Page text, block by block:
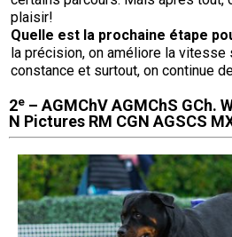
Spinone italiano
Vizsla à poil lisse
Vizsla à poil dur
Braque de Weimar
Schnauzer (géant)
Schnauzer (standard)
Husky sibérien
Saint Bernard
Dogue du Tibet
plaisir!
Quelle est la prochaine étape
la précision, on améliore la
constance et surtout, on continue
2e – AGMChV AGMChS GCh.
N Pictures RM CGN AGSCS